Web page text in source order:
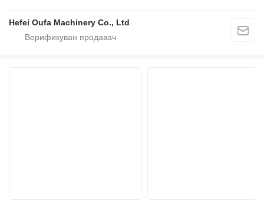
Hefei Oufa Machinery Co., Ltd